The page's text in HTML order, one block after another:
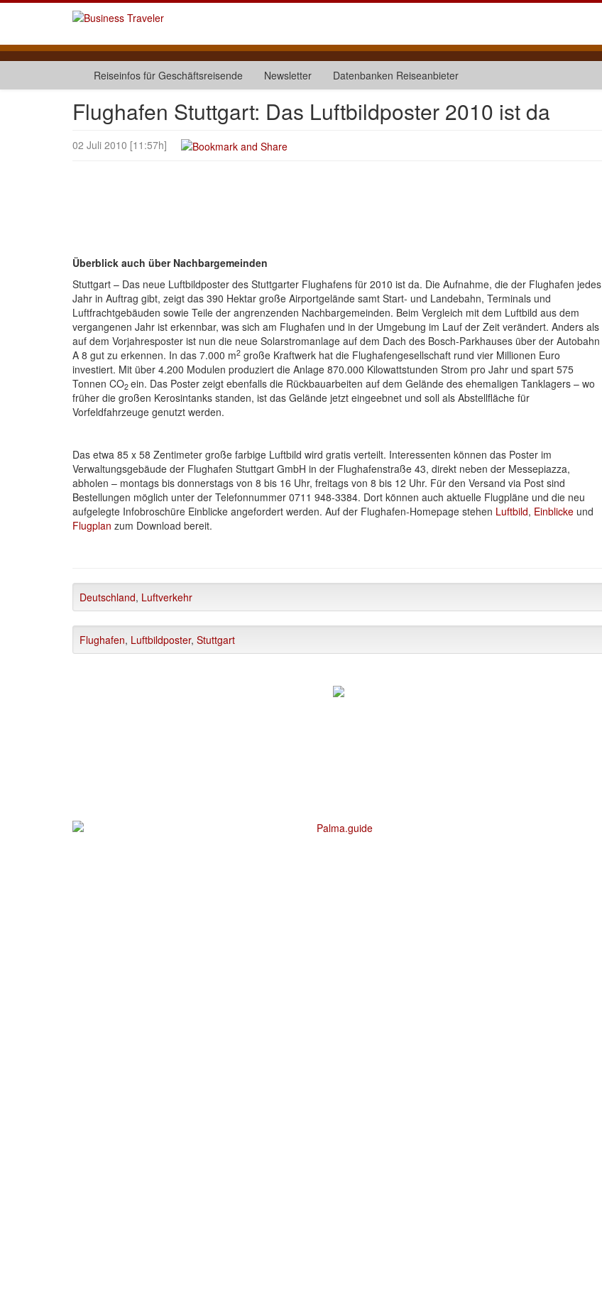
Reiseinfos für Geschäftsreisende Newsletter Datenbanken Reiseanbieter
Flughafen Stuttgart: Das Luftbildposter 2010 ist da
02 Juli 2010 [11:57h]
Überblick auch über Nachbargemeinden
Stuttgart – Das neue Luftbildposter des Stuttgarter Flughafens für 2010 ist da. Die Aufnahme, die der Flughafen jedes
Jahr in Auftrag gibt, zeigt das 390 Hektar große Airportgelände samt Start- und Landebahn, Terminals und
Luftfrachtgebäuden sowie Teile der angrenzenden Nachbargemeinden. Beim Vergleich mit dem Luftbild aus dem
vergangenen Jahr ist erkennbar, was sich am Flughafen und in der Umgebung im Lauf der Zeit verändert. Anders als
auf dem Vorjahresposter ist nun die neue Solarstromanlage auf dem Dach des Bosch-Parkhauses über der Autobahn
A 8 gut zu erkennen. In das 7.000 m2 große Kraftwerk hat die Flughafengesellschaft rund vier Millionen Euro
investiert. Mit über 4.200 Modulen produziert die Anlage 870.000 Kilowattstunden Strom pro Jahr und spart 575
Tonnen CO2 ein. Das Poster zeigt ebenfalls die Rückbauarbeiten auf dem Gelände des ehemaligen Tanklagers – wo
früher die großen Kerosintanks standen, ist das Gelände jetzt eingeebnet und soll als Abstellfläche für
Vorfeldfahrzeuge genutzt werden.
Das etwa 85 x 58 Zentimeter große farbige Luftbild wird gratis verteilt. Interessenten können das Poster im
Verwaltungsgebäude der Flughafen Stuttgart GmbH in der Flughafenstraße 43, direkt neben der Messepiazza,
abholen – montags bis donnerstags von 8 bis 16 Uhr, freitags von 8 bis 12 Uhr. Für den Versand via Post sind
Bestellungen möglich unter der Telefonnummer 0711 948-3384. Dort können auch aktuelle Flugpläne und die neu
aufgelegte Infobroschüre Einblicke angefordert werden. Auf der Flughafen-Homepage stehen Luftbild, Einblicke und
Flugplan zum Download bereit.
Deutschland, Luftverkehr
Flughafen, Luftbildposter, Stuttgart